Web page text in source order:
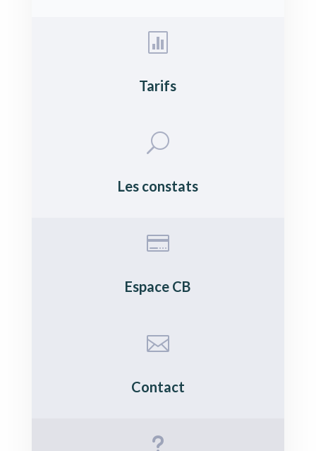

Tarifs
U
Les constats

Espace CB

Contact
u